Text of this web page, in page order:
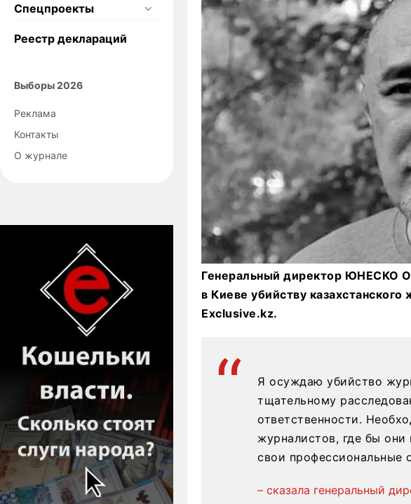
Спецпроекты
Реестр деклараций
Выборы 2026
Реклама
Контакты
О журнале
Генеральный директор ЮНЕСКО
в Киеве убийству
Exclusive.kz.
Я осуждаю убийство
тщательному
ответственности.
журналистов, где бы они
свои профессиональные
– сказала генеральный